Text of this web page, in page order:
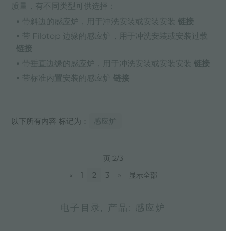
质量，有不同类型可供选择：
带斜边的感应炉，用于冲洗安装或安装安装链接
带 Filotop 边缘的感应炉，用于冲洗安装或安装过载
链接
带垂直边缘的感应炉，用于冲洗安装或安装安装链接
带标准内置安装的感应炉 链接
以下所有内容 标记为： 感应炉
页 2/3
«
1 2 3 » 显示全部
电子目录, 产品: 感应炉